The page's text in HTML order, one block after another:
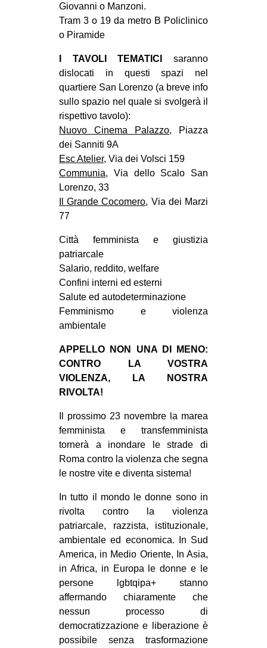
bsky
SEARCH
Giovanni o Manzoni.
Tram 3 o 19 da metro B Policlinico
o Piramide
I TAVOLI TEMATICI saranno
dislocati in questi spazi nel
quartiere San Lorenzo (a breve info
sullo spazio nel quale si svolgerà il
rispettivo tavolo):
Nuovo Cinema Palazzo, Piazza
dei Sanniti 9A
Esc Atelier, Via dei Volsci 159
Communia, Via dello Scalo San
Lorenzo, 33
Il Grande Cocomero, Via dei Marzi
77
Città femminista e giustizia
patriarcale
Salario, reddito, welfare
Confini interni ed esterni
Salute ed autodeterminazione
Femminismo e violenza
ambientale
APPELLO NON UNA DI MENO:
CONTRO LA VOSTRA
VIOLENZA, LA NOSTRA
RIVOLTA!
Il prossimo 23 novembre la marea
femminista e transfemminista
tornerà a inondare le strade di
Roma contro la violenza che segna
le nostre vite e diventa sistema!
In tutto il mondo le donne sono in
rivolta contro la violenza
patriarcale, razzista, istituzionale,
ambientale ed economica. In Sud
America, in Medio Oriente, In Asia,
in Africa, in Europa le donne e le
persone lgbtqipa+ stanno
affermando chiaramente che
nessun processo di
democratizzazione e liberazione è
possibile senza trasformazione